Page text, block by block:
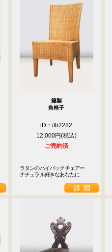
籐製
角椅子
iD：ilb2282
12,000円
ご売約済
ラタンのハイバックチェアー
ナチュラル好きなあなたに